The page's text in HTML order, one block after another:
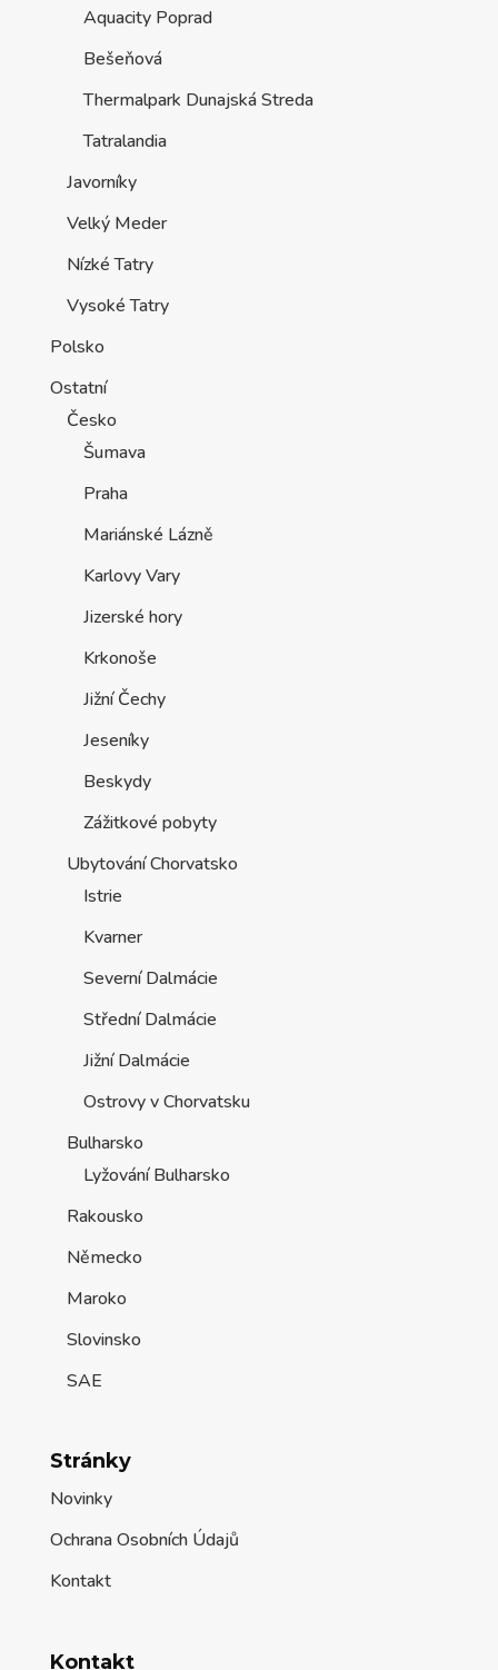
Aquacity Poprad
Bešeňová
Thermalpark Dunajská Streda
Tatralandia
Javorníky
Velký Meder
Nízké Tatry
Vysoké Tatry
Polsko
Ostatní
Česko
Šumava
Praha
Mariánské Lázně
Karlovy Vary
Jizerské hory
Krkonoše
Jižní Čechy
Jeseníky
Beskydy
Zážitkové pobyty
Ubytování Chorvatsko
Istrie
Kvarner
Severní Dalmácie
Střední Dalmácie
Jižní Dalmácie
Ostrovy v Chorvatsku
Bulharsko
Lyžování Bulharsko
Rakousko
Německo
Maroko
Slovinsko
SAE
Stránky
Novinky
Ochrana Osobních Údajů
Kontakt
Kontakt